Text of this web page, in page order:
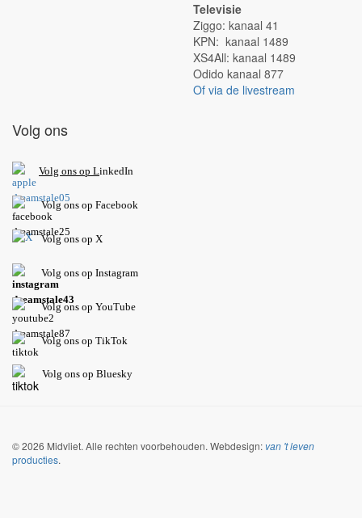
Televisie
Ziggo: kanaal 41
KPN: kanaal 1489
XS4All: kanaal 1489
Odido kanaal 877
Of via de livestream
Volg ons
Volg ons op LinkedIn
Volg ons op Facebook
Volg ons op X
Volg ons op Instagram
Volgons op YouTube
Volg ons op TikTok
Volg ons op Bluesky
© 2026 Midvliet. Alle rechten voorbehouden. Webdesign: van 't leven
producties.